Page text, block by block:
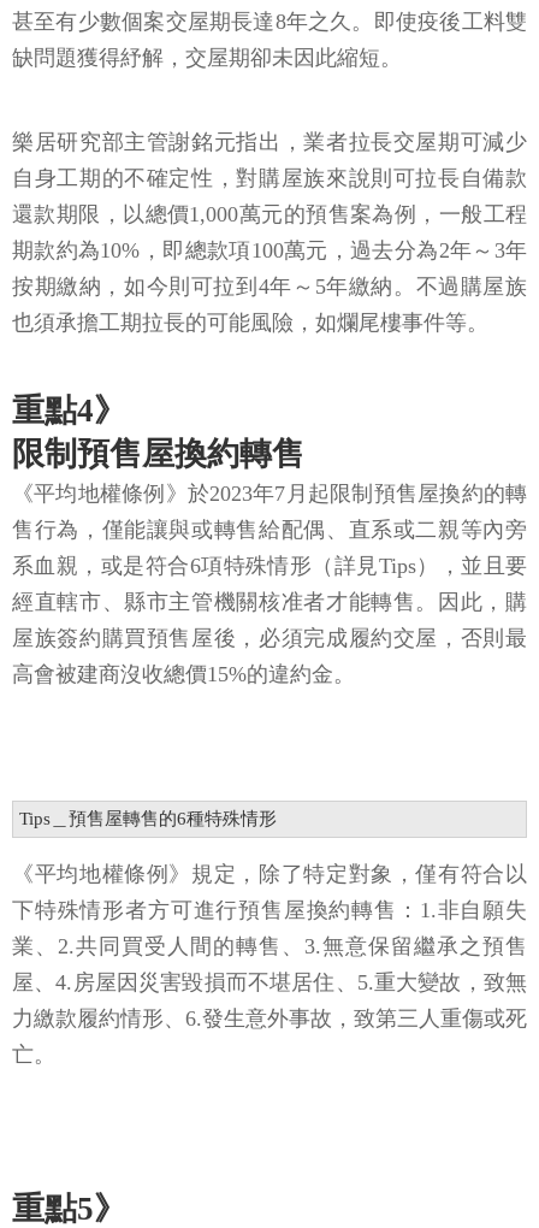
甚至有少數個案交屋期長達8年之久。即使疫後工料雙
缺問題獲得紓解，交屋期卻未因此縮短。
樂居研究部主管謝銘元指出，業者拉長交屋期可減少
自身工期的不確定性，對購屋族來說則可拉長自備款
還款期限，以總價1,000萬元的預售案為例，一般工程
期款約為10%，即總款項100萬元，過去分為2年～3年
按期繳納，如今則可拉到4年～5年繳納。不過購屋族
也須承擔工期拉長的可能風險，如爛尾樓事件等。
重點4》
限制預售屋換約轉售
《平均地權條例》於2023年7月起限制預售屋換約的轉
售行為，僅能讓與或轉售給配偶、直系或二親等內旁
系血親，或是符合6項特殊情形（詳見Tips），並且要
經直轄市、縣市主管機關核准者才能轉售。因此，購
屋族簽約購買預售屋後，必須完成履約交屋，否則最
高會被建商沒收總價15%的違約金。
Tips＿預售屋轉售的6種特殊情形
《平均地權條例》規定，除了特定對象，僅有符合以
下特殊情形者方可進行預售屋換約轉售：1.非自願失
業、2.共同買受人間的轉售、3.無意保留繼承之預售
屋、4.房屋因災害毀損而不堪居住、5.重大變故，致無
力繳款履約情形、6.發生意外事故，致第三人重傷或死
亡。
重點5》